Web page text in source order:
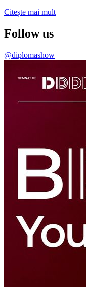
Citește mai mult
Follow us
@diplomashow